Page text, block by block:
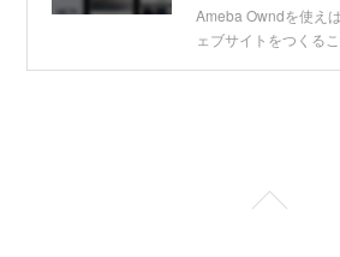
Ameba Owndを使え
ェブサイトをつくる